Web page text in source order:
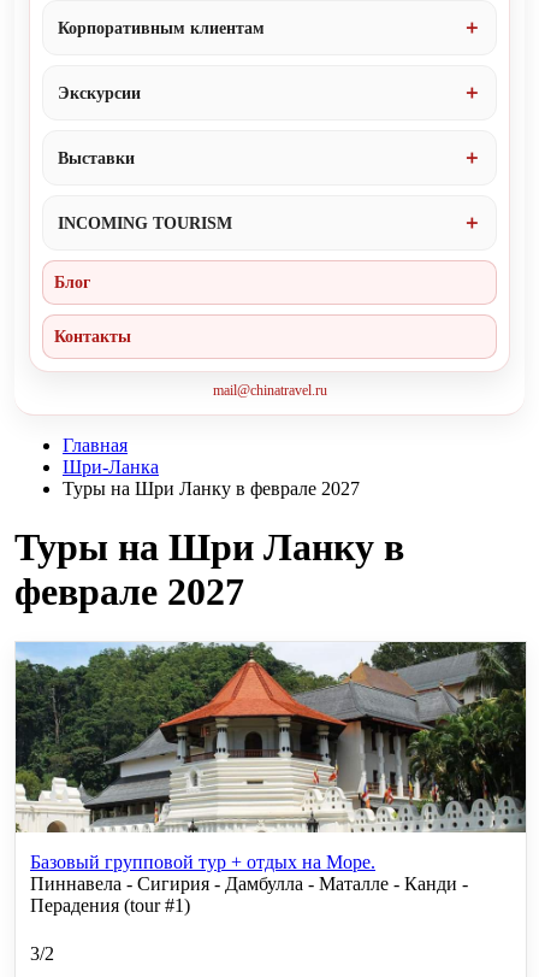
Корпоративным клиентам
Экскурсии
Выставки
INCOMING TOURISM
Блог
Контакты
mail@chinatravel.ru
Главная
Шри-Ланка
Туры на Шри Ланку в феврале 2027
Туры на Шри Ланку в
феврале 2027
Базовый групповой тур + отдых на Море.
Пиннавела - Сигирия - Дамбулла - Маталле - Канди -
Перадения (tour #1)
3/2